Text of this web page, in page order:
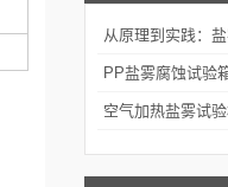
从原理到实践：
模拟海洋腐蚀环境
PP盐雾腐蚀试验
评价的关键技术
空气加热盐雾试